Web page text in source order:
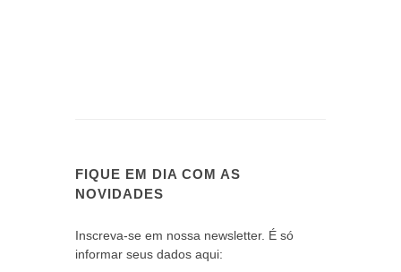
FIQUE EM DIA COM AS
NOVIDADES
Inscreva-se em nossa newsletter. É só
informar seus dados aqui: